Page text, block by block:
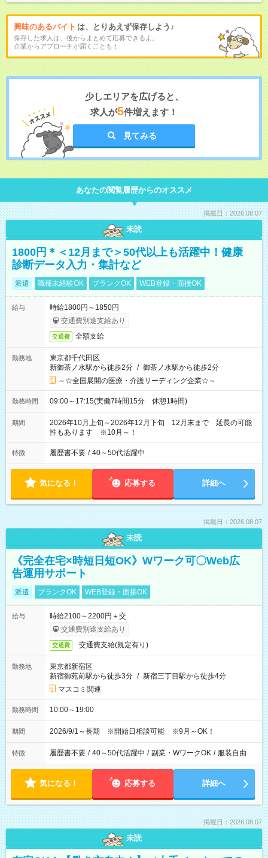
興味のあるバイト は、とりあえず保存しよう♪
保存した求人は、後からまとめて応募できるよ。
企業からアプローチが届くことも！
少しエリアを広げると、
求人が5件増えます！
見てみる
あなたの閲覧履歴からのオススメ
掲載日：2026.08.07
未読
1800円＊＜12月まで＞50代以上も活躍中！健康
診断データ入力・集計など
派遣 職種未経験OK ブランクOK WEB登録・面接OK
給与
時給1800円～1850円
交通費別途支給あり
交通費 全額支給
勤務地
東京都千代田区
新御茶ノ水駅から徒歩2分 / 御茶ノ水駅から徒歩2分
～☆全国展開の医療・介護リーディング企業☆～
勤務時間 09:00～17:15(実働7時間15分 休憩1時間)
期間
2026年10月上旬～2026年12月下旬 12月末まで 延長の可能
性もあります ※10月～！
特徴 履歴書不要 / 40～50代活躍中
気になる！ 応募する 詳細へ
掲載日：2026.08.07
未読
《完全在宅×時短日短OK》Wワーク可〇Web広
告運用サポート
派遣 ブランクOK WEB登録・面接OK
給与
時給2100～2200円＋交
交通費別途支給あり
交通費 交通費支給(規定有り)
勤務地
東京都新宿区
新宿御苑前駅から徒歩3分 / 新宿三丁目駅から徒歩4分
マスコミ関連
勤務時間 10:00～19:00
期間 2026/9/1～長期 ※開始日相談可能 ※9月～OK！
特徴 履歴書不要 / 40～50代活躍中 / 副業・WワークOK / 服装自由
気になる！ 応募する 詳細へ
掲載日：2026.08.07
未読